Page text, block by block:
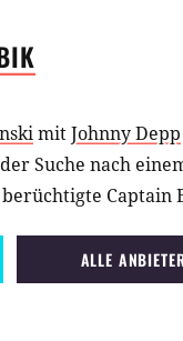
mitJohnny Depp
Suche nach
Captain
ALLE